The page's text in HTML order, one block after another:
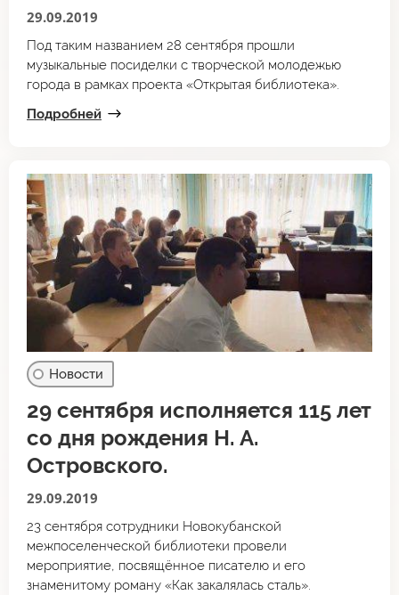
29.09.2019
Под таким названием 28 сентября прошли
музыкальные посиделки с творческой молодежью
города в рамках проекта «Открытая библиотека».
Подробней
Новости
29 сентября исполняется 115 лет
со дня рождения Н. А.
Островского.
29.09.2019
23 сентября сотрудники Новокубанской
межпоселенческой библиотеки провели
мероприятие, посвящённое писателю и его
знаменитому роману «Как закалялась сталь».